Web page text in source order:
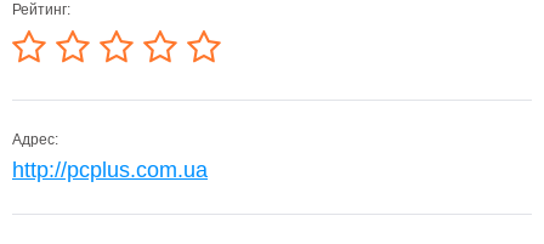
Рейтинг:
Адрес:
http://pcplus.com.ua